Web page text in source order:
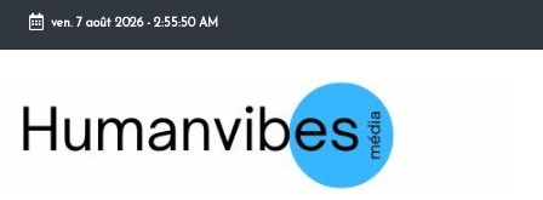
Skip
content
ven. 7 août 2026- 2:55:50 AM